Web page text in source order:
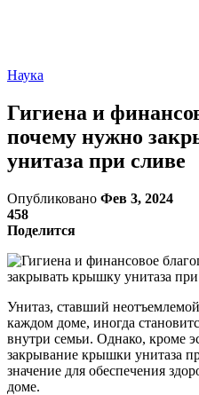
Наука
Гигиена и
почему нужно
унитаза при сливе
Опубликовано Фев 3, 2024
458
Поделится
Унитаз, ставший
каждом доме, иногда
внутри семьи. Однако, кроме
закрывание крышки унитаза
значение для обеспечения
доме.